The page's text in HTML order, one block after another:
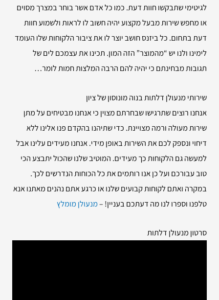
לגיטימי שתבקשו חוות דעת. כמו כל אדם אשר בוחר במצרך מסוים
או מחפש שירות מבעל מקצוע יהיה חשוב לו לראות ולשמוע חוות
דעת בתחום. כל ביזנס חושב יוצר לו את ציבור הלקוחות שלו העומד
לימינו ולנו יש “מהמוצר” הזה המון. תכינו את עצמכם לים של
תגובות מבחינתם כי יהיה להם הרבה המלצות חמות לומר…
שירותי מנעולן דלתות בנוה מונוסון של ציון
אנחנו רוצים שתרגישו שבחרתם מצוין כי אנחנו מבטיחים על מתן
שירות מעולה ורמה מצויינת. כדי שתיהנו בהקדם פנו אלינו ללא
דיחוי ונספק לכם את השירות באופן מידי. אנחנו מעידים עלינו אבל
למעשה גם הלקוחות כך מעידים. המוטיב שלנו שהכול יתבצע הכי
טוב עבורכם ועל כן אנו רותמים את כל הכוחות הנדרשים לכך.
במקרה ואתם לקוחות קבועים שלנו או כרגע אתם נהנים מאתנו אנא
טלפנו וספרו לנו מה דעתכם בעניין! –מנעולן מומלץ
סרטון מנעולן דלתות